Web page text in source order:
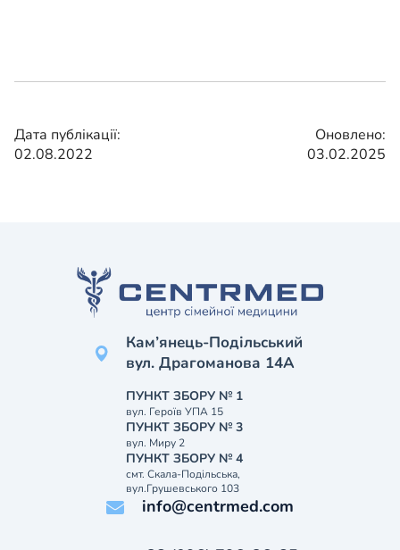
Дата публікації:
02.08.2022
Оновлено:
03.02.2025
Кам’янець-Подільський
вул. Драгоманова 14А
ПУНКТ ЗБОРУ № 1
вул. Героїв УПА 15
ПУНКТ ЗБОРУ № 3
вул. Миру 2
ПУНКТ ЗБОРУ № 4
смт. Скала-Подільська,
вул.Грушевського 103
info@centrmed.com